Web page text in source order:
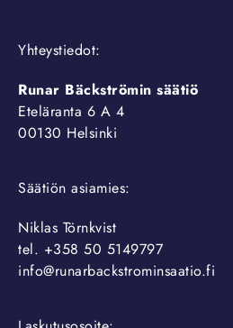
Yhteystiedot:
Runar Bäckströmin säätiö
Eteläranta 6 A 4
00130 Helsinki
Säätiön asiamies:
Niklas Törnkvist
tel. +358 50 5149797
info@runarbackstrominsaatio.fi